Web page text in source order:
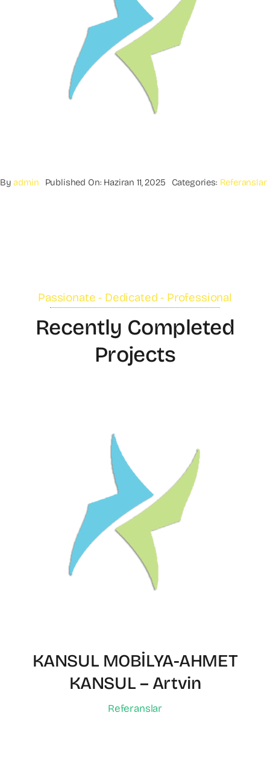
Byadmin Published On: Haziran 11, 2025 Categories: Referanslar
Passionate - Dedicated - Professional
Recently Completed
Projects
KANSUL MOBİLYA-AHMET
KANSUL – Artvin
Referanslar